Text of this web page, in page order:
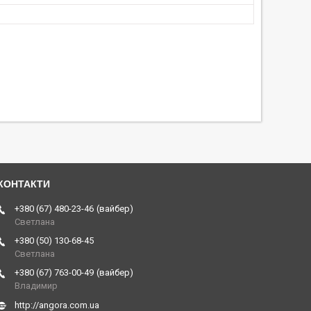
+380 (67) 480-23-46 вайбер
Светлана
+380 (50) 130-68-45
Светлана
+380 (67) 763-00-49 вайбер
Владимир
http://angora.com.ua